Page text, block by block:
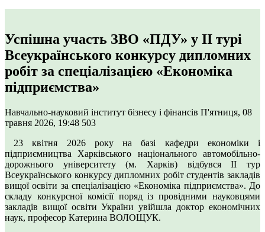
Успішна участь ЗВО «ПДУ» у ІІ турі
Всеукраїнського конкурсу дипломних
робіт за спеціалізацією «Економіка
підприємства»
Навчально-науковий інститут бізнесу і фінансів П'ятниця, 08
травня 2026, 19:48 503
23 квітня 2026 року на базі кафедри економіки і
підприємництва Харківського національного автомобільно-
дорожнього університету (м. Харків) відбувся ІІ тур
Всеукраїнського конкурсу дипломних робіт студентів закладів
вищої освіти за спеціалізацією «Економіка підприємства». До
складу конкурсної комісії поряд із провідними науковцями
закладів вищої освіти України увійшла доктор економічних
наук, професор Катерина ВОЛОЩУК.